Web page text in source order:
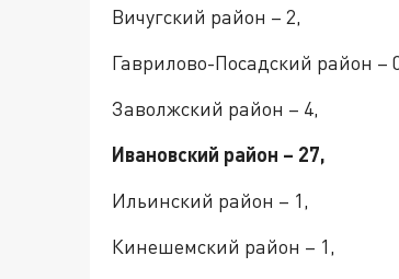
Вичугский район – 2,
Гаврилово-Посадский район –
Заволжский район – 4,
Ивановский район – 27,
Ильинский район – 1,
Кинешемский район – 1,